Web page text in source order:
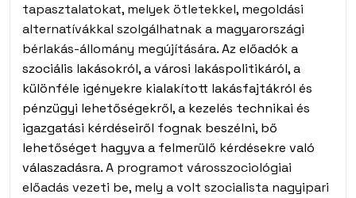
tapasztalatokat, melyek ötletekkel, megoldási
alternatívákkal szolgálhatnak a magyarországi
bérlakás-állomány megújítására.Az előadók a
szociális lakásokról, a városi lakáspolitikáról, a
különféle igényekre kialakított lakásfajtákról és
pénzügyi lehetőségekről, a kezelés technikai és
igazgatási kérdéseiről fognak beszélni, bő
lehetőséget hagyva a felmerülő kérdésekre való
válaszadásra.A programot városszociológiai
előadás vezeti be, mely a volt szocialista nagyipari